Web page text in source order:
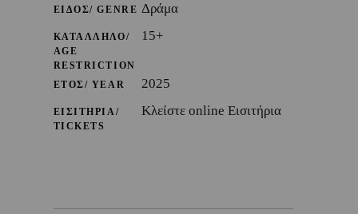
ΕΙΔΟΣ/ GENRE Δράμα
ΚΑΤΑΛΛΗΛΟ/
AGE
RESTRICTION
15+
ΕΤΟΣ/ YEAR 2025
ΕΙΣΙΤΗΡΙΑ/
TICKETS
Κλείστε online Εισιτήρια